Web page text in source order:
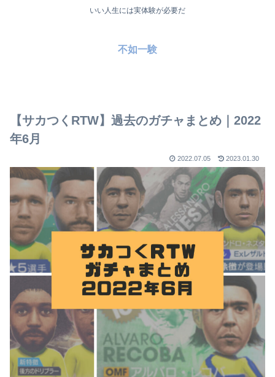
いい人生には実体験が必要だ
不如一験
【サカつくRTW】過去のガチャまとめ｜2022
年6月
2022.07.05 2023.01.30